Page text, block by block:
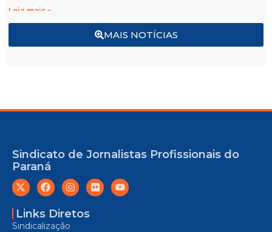
MAIS NOTÍCIAS
Leia mais »
Sindicato de Jornalistas Profissionais do
Paraná
Links Diretos
Sindicalização